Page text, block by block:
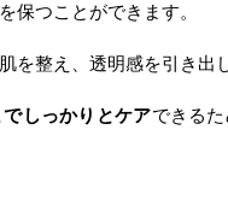
保つことができます。
を整え、透明感を引き出
しっかりとケアできる